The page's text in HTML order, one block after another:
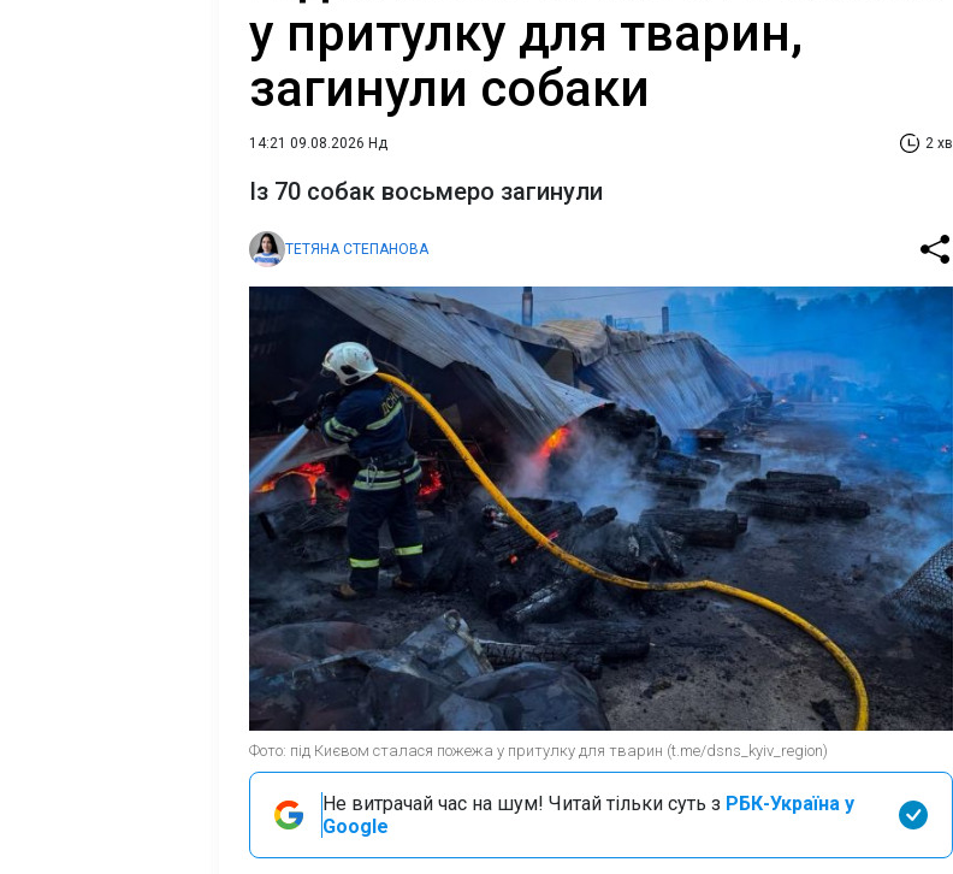
у притулку для тварин,
загинули собаки
14:21 09.08.2026 Нд 2 хв
Із 70 собак восьмеро загинули
ТЕТЯНА СТЕПАНОВА
Фото: під Києвом сталася пожежа у притулку для тварин (t.me/dsns_kyiv_region)
Не витрачай час на шум! Читай тільки суть з РБК-Україна у
Google